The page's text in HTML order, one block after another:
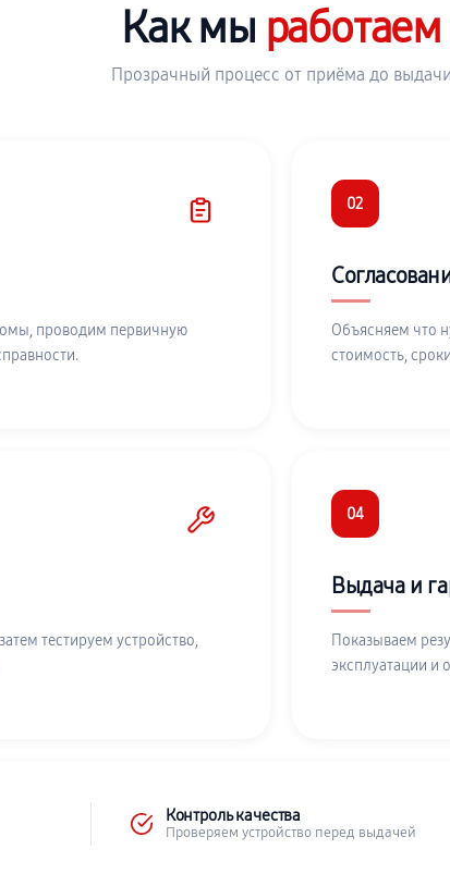
Как мы работаем
Прозрачный процесс от приёма до выдачи
проводим первичную
02
Объясняем что
стоимость,
тестируем устройство,
04
Выдача и
Показываем
эксплуатации и
Контроль качества
Проверяем устройство перед выдачей